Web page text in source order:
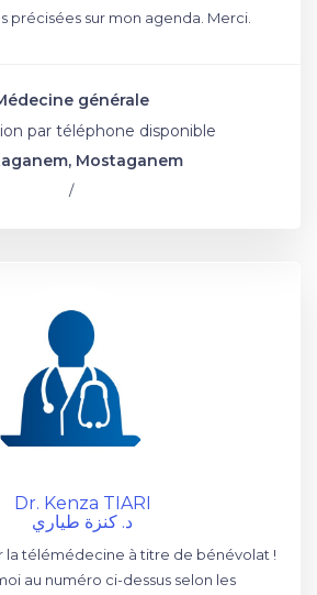
précisées sur mon agenda. Merci.
générale
par téléphone disponible
Mostaganem
/
Dr. Kenza TIARI
د. كنزة طياري
la télémédecine à titre de bénévolat !
au numéro ci-dessus selon les